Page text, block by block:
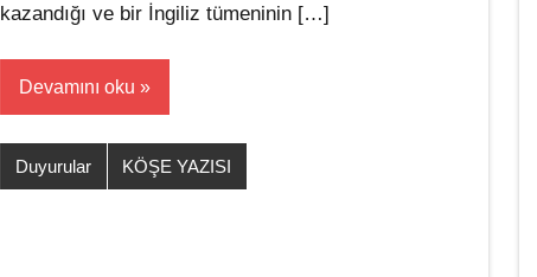
kazandığı ve bir İngiliz tümeninin […]
Devamını oku
Duyurular KÖŞE YAZISI